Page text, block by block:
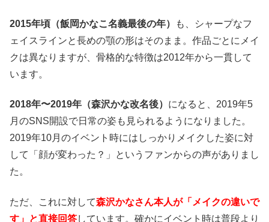
2015年頃（飯岡かなこ名義最後の年）
も、シャープなフ
ェイスラインと長めの顎の形はそのまま。作品ごとにメイ
クは異なりますが、骨格的な特徴は2012年から一貫して
います。
2018年〜2019年（森沢かな改名後） になると、2019年5
月のSNS開設で日常の姿も見られるようになりました。
2019年10月のイベント時にはしっかりメイクした姿に対
して「顔が変わった？」というファンからの声がありまし
た。
ただ、これに対して森沢かなさん本人が「メイクの違いで
す」と直接回答しています。確かにイベント時は普段より